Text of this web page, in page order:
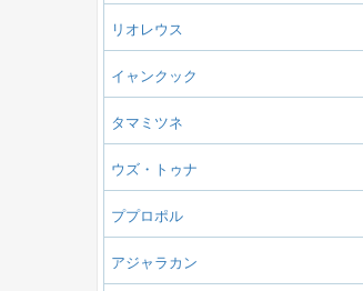
リオレウス
イャンクック
タマミツネ
ウズ・トゥナ
ププロポル
アジャラカン